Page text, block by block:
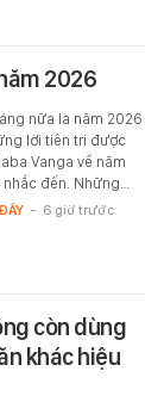
2026
nữa là năm 2026
lời tiên tri được
Vanga về năm
đến. Những…
- 6 giờ trước
còn dùng
khác hiệu